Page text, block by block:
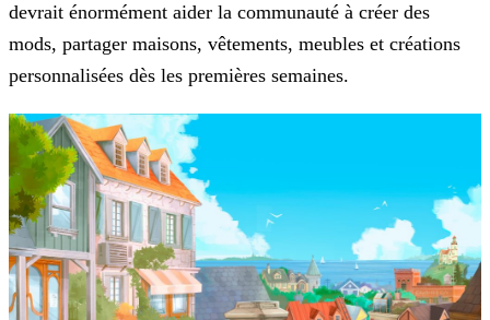
devrait énormément aider la communauté à créer des
mods, partager maisons, vêtements, meubles et créations
personnalisées dès les premières semaines.